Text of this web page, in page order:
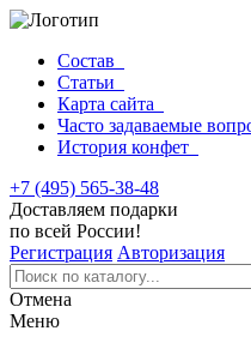
Состав
Статьи
Карта сайта
Часто задаваемые
История конфет
+7 (495) 565-38-48
Доставляем подарки
по всей России!
Регистрация Авторизация
Отмена
Меню